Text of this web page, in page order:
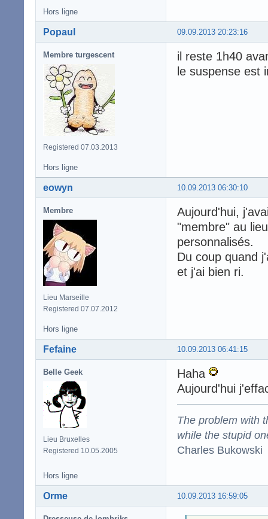
Hors ligne
09.09.2013 20:23:16
Popaul
Membre turgescent
Registered 07.03.2013
il reste 1h40
le suspense est
Hors ligne
10.09.2013 06:30:10
eowyn
Membre
Lieu Marseille
Registered 07.07.2012
Aujourd'hui,
"membre" au
personnalisés.
Du coup quand
et j'ai bien ri.
Hors ligne
10.09.2013 06:41:15
Fefaine
Belle Geek
Lieu Bruxelles
Registered 10.05.2005
Haha
Aujourd'hui
The problem with
while the stupid
Charles Bukowski
Hors ligne
10.09.2013 16:59:05
Orme